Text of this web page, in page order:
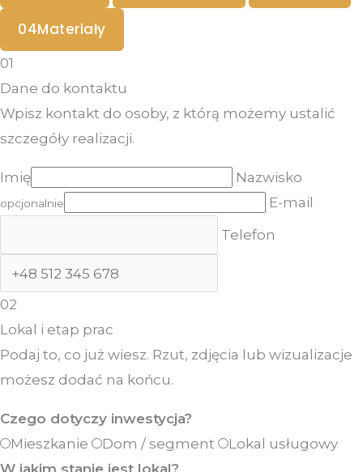
04Materiały
01
Dane do kontaktu
Wpisz kontakt do osoby, z którą możemy ustalić
szczegóły realizacji.
Imię Nazwisko
opcjonalnie
E-mail
Telefon
02
Lokal i etap prac
Podaj to, co już wiesz. Rzut, zdjęcia lub wizualizacje
możesz dodać na końcu.
Czego dotyczy inwestycja?
Mieszkanie
Dom / segment
Lokal usługowy